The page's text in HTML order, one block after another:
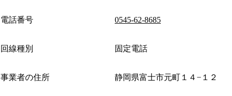
電話番号 0545-62-8685
回線種別 固定電話
事業者の住所 静岡県富士市元町１４−１２